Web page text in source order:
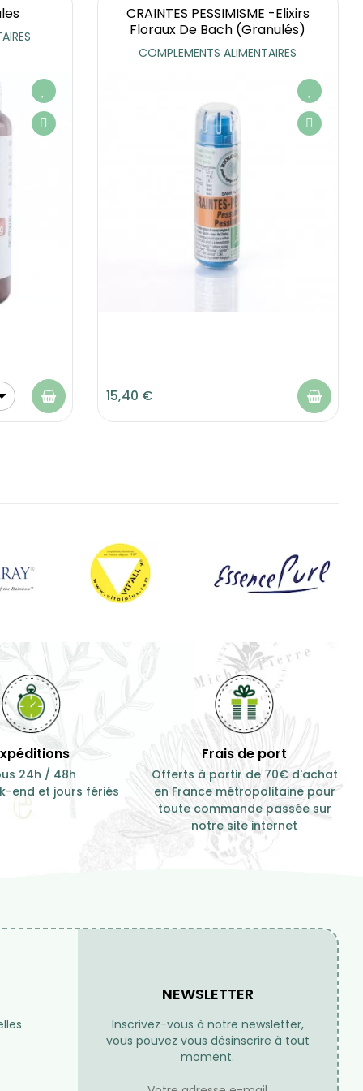
CRAINTES PESSIMISME -Elixirs
Floraux De Bach (granulés)
COMPLEMENTS ALIMENTAIRES
15,40 €
24h / 48h
end et jours fériés
Frais de port
Offerts à partir de 70€ d'achat
en France métropolitaine pour
toute commande passée sur
notre site internet
NEWSLETTER
Inscrivez-vous à notre newsletter,
vous pouvez vous désinscrire à tout
moment.